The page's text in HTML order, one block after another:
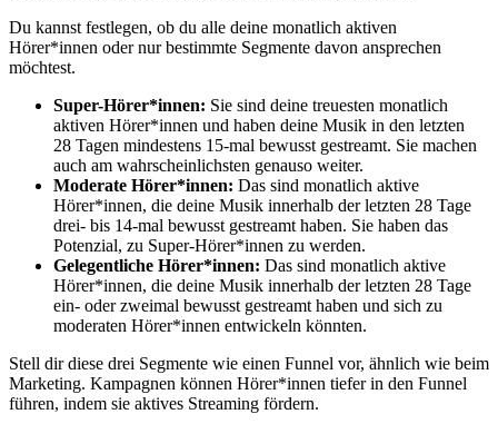
Du kannst festlegen, ob du alle deine monatlich aktiven
Hörer*innen oder nur bestimmte Segmente davon ansprechen
möchtest.
Super-Hörer*innen: Sie sind deine treuesten monatlich
aktiven Hörer*innen und haben deine Musik in den letzten
28 Tagen mindestens 15-mal bewusst gestreamt. Sie machen
auch am wahrscheinlichsten genauso weiter.
Moderate Hörer*innen: Das sind monatlich aktive
Hörer*innen, die deine Musik innerhalb der letzten 28 Tage
drei- bis 14-mal bewusst gestreamt haben. Sie haben das
Potenzial, zu Super-Hörer*innen zu werden.
Gelegentliche Hörer*innen: Das sind monatlich aktive
Hörer*innen, die deine Musik innerhalb der letzten 28 Tage
ein- oder zweimal bewusst gestreamt haben und sich zu
moderaten Hörer*innen entwickeln könnten.
Stell dir diese drei Segmente wie einen Funnel vor, ähnlich wie beim
Marketing. Kampagnen können Hörer*innen tiefer in den Funnel
führen, indem sie aktives Streaming fördern.